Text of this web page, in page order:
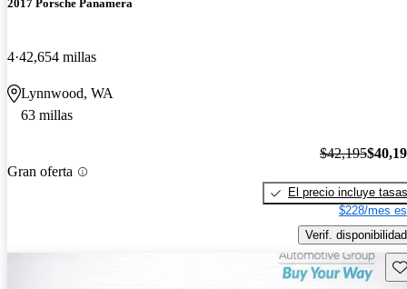
2017 Porsche Panamera
4 42,654 millas
Lynnwood, WA
63 millas
Gran oferta
$42,195
El precio incluye tasas
$228/mes
Verif. disponibilidad